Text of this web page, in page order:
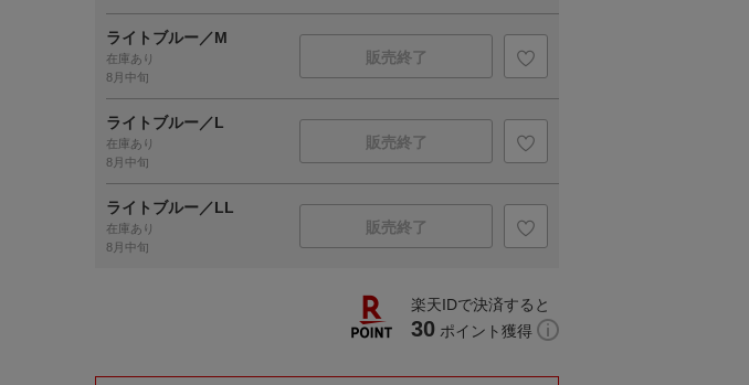
ライトブルー／M
在庫あり
8月中旬
販売終了
ライトブルー／L
在庫あり
8月中旬
販売終了
ライトブルー／LL
在庫あり
8月中旬
販売終了
楽天IDで決済すると
30 ポイント獲得